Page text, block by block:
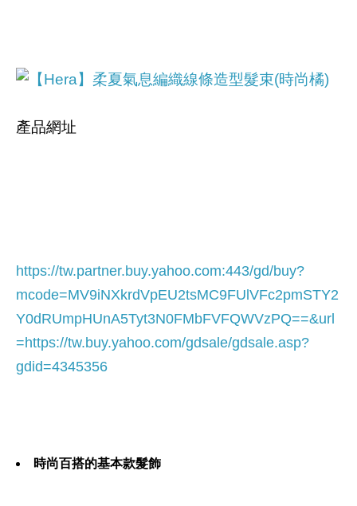
產品網址
https://tw.partner.buy.yahoo.com:443/gd/buy?
mcode=MV9iNXkrdVpEU2tsMC9FUlVFc2pmSTY2
Y0dRUmpHUnA5Tyt3N0FMbFVFQWVzPQ==&url
=https://tw.buy.yahoo.com/gdsale/gdsale.asp?
gdid=4345356
時尚百搭的基本款髮飾